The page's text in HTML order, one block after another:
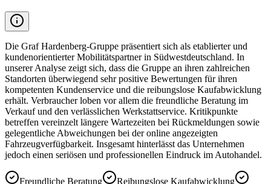
Die Graf Hardenberg-Gruppe präsentiert sich als etablierter und
kundenorientierter Mobilitätspartner in Südwestdeutschland. In
unserer Analyse zeigt sich, dass die Gruppe an ihren zahlreichen
Standorten überwiegend sehr positive Bewertungen für ihren
kompetenten Kundenservice und die reibungslose Kaufabwicklung
erhält. Verbraucher loben vor allem die freundliche Beratung im
Verkauf und den verlässlichen Werkstattservice. Kritikpunkte
betreffen vereinzelt längere Wartezeiten bei Rückmeldungen sowie
gelegentliche Abweichungen bei der online angezeigten
Fahrzeugverfügbarkeit. Insgesamt hinterlässt das Unternehmen
jedoch einen seriösen und professionellen Eindruck im Autohandel.
Freundliche Beratung
Reibungslose Kaufabwicklung